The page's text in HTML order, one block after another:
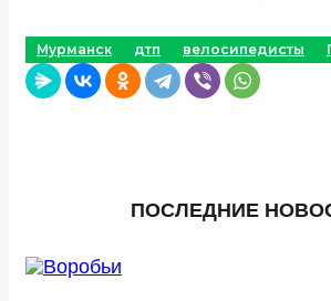
Мурманск дтп велосипедисты
ПОСЛЕДНИЕ